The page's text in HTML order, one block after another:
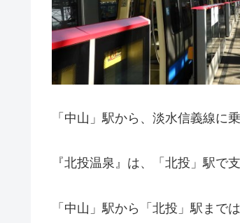
「中山」駅から、淡水信義線に乗
『北投温泉』は、「北投」駅で
「中山」駅から「北投」駅まで